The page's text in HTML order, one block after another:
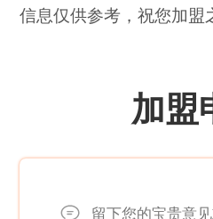
信息仅供参考，祝您加盟
加盟